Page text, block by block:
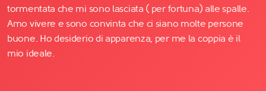
tormentata che mi sono lasciata ( per fortuna) alle spalle.
Amo vivere e sono convinta che ci siano molte persone
buone. Ho desiderio di apparenza, per me la coppia è il
mio ideale.